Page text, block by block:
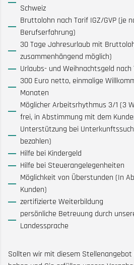
Schweiz
Bruttolohn nach Tarif IGZ/GVP (je
Berufserfahrung)
30 Tage Jahresurlaub mit
zusammenhängend möglich)
Urlaubs- und Weihnachtsgeld nach
300 Euro netto, einmalige
Monaten
Möglicher Arbeitsrhythmus 3/1 (3
frei, in Abstimmung mit dem
Unterstützung bei
bezahlen)
Hilfe bei Kindergeld
Hilfe bei Steuerangelegenheiten
Möglichkeit von Überstunden (In
Kunden)
zertifizierte Weiterbildung
persönliche Betreuung durch
Landessprache
Sollten wir mit diesem